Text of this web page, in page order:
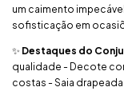
um caimento
sofisticação em
✨ Destaques do
qualidade - Decote
costas - Saia